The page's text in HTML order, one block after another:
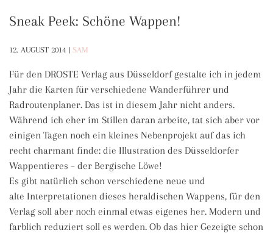
Sneak Peek: Schöne Wappen!
12. AUGUST 2014 | SAM
Für den DROSTE Verlag aus Düsseldorf gestalte ich in jedem
Jahr die Karten für verschiedene Wanderführer und
Radroutenplaner. Das ist in diesem Jahr nicht anders.
Während ich eher im Stillen daran arbeite, tat sich aber vor
einigen Tagen noch ein kleines Nebenprojekt auf das ich
recht charmant finde: die Illustration des Düsseldorfer
Wappentieres – der Bergische Löwe!
Es gibt natürlich schon verschiedene neue und
alte Interpretationen dieses heraldischen Wappens, für den
Verlag soll aber noch einmal etwas eigenes her. Modern und
farblich reduziert soll es werden. Ob das hier Gezeigte schon